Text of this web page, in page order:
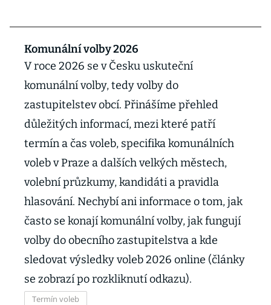
Komunální volby 2026
V roce 2026 se v Česku uskuteční
komunální volby, tedy volby do
zastupitelstev obcí. Přinášíme přehled
důležitých informací, mezi které patří
termín a čas voleb, specifika komunálních
voleb v Praze a dalších velkých městech,
volební průzkumy, kandidáti a pravidla
hlasování. Nechybí ani informace o tom, jak
často se konají komunální volby, jak fungují
volby do obecního zastupitelstva a kde
sledovat výsledky voleb 2026 online (články
se zobrazí po rozkliknutí odkazu).
Termín voleb